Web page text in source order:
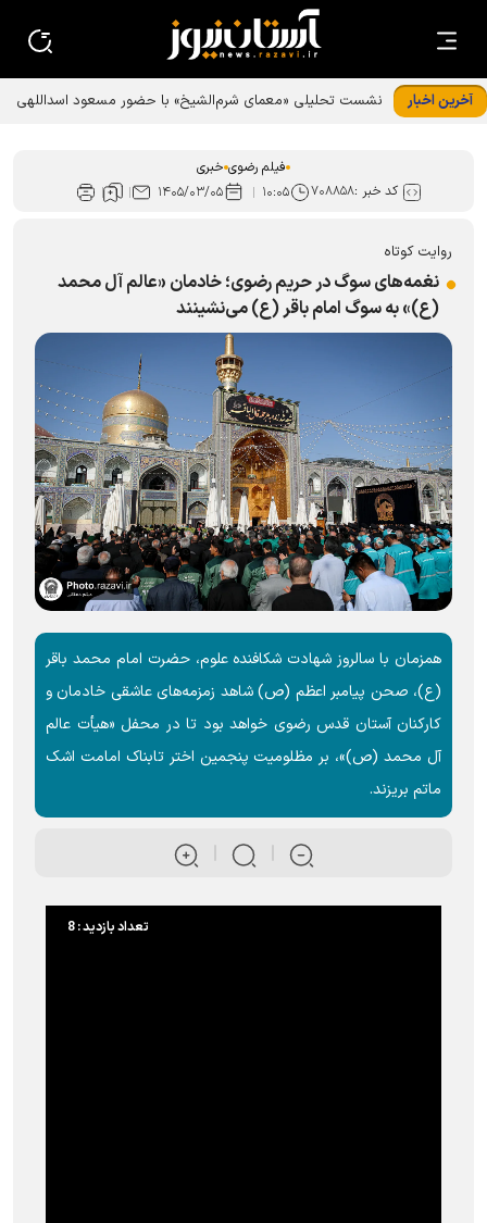
آخرین اخبار
نشست تحلیلی «معمای شرم‌الشیخ» با حضور مسعود اسداللهی
فیلم رضوی خبری
کد خبر :۷۰۸۸۵۸ ۱۰:۰۵ ۱۴۰۵/۰۳/۰۵
روایت کوتاه
نغمه‌های سوگ در حریم رضوی؛ خادمان «عالم آل محمد
(ع)» به سوگ امام باقر (ع) می‌نشینند
همزمان با سالروز شهادت شکافنده علوم، حضرت امام محمد باقر
(ع)، صحن پیامبر اعظم (ص) شاهد زمزمه‌های عاشقی خادمان و
کارکنان آستان قدس رضوی خواهد بود تا در محفل «هیأت عالم
آل محمد (ص)»، بر مظلومیت پنجمین اختر تابناک امامت اشک
ماتم بریزند.
تعداد بازدید : 8